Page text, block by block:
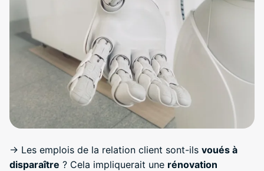
→ Les emplois de la relation client sont-ils voués à
disparaître ? Cela impliquerait une rénovation